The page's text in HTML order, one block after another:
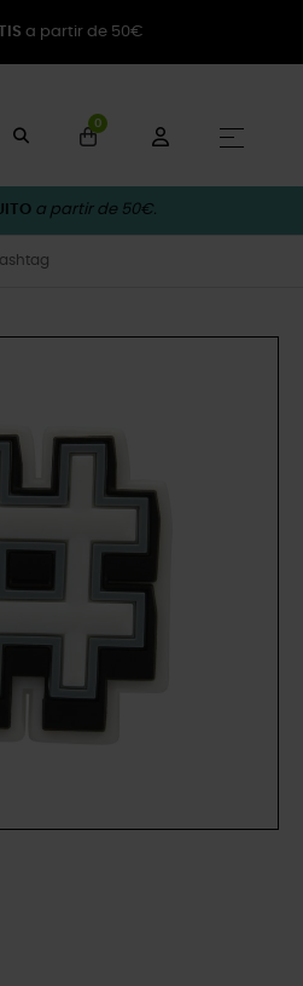
a partir de 50€
0
☰
a partir de 50€.